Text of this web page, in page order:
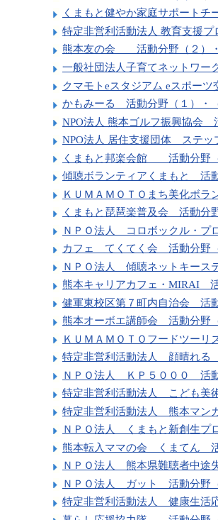
くまもと健やか家庭サポート
特定非営利活動法人 教育支援
熊本友の会 活動分野（２）・
一般社団法人子育てネットワ
クマモトeスタジアム eスポー
かもみーる 活動分野（１）・（
NPO法人 熊本ゴルフ振興協会
NPO法人 居住支援団体 ステッ
くまもと邦楽会館 活動分野（
傾聴ボランティアくまもと 活
ＫＵＭＡＭＯＴＯまち美化ボ
くまもと琵琶楽普及会 活動分
ＮＰＯ法人 コロボックル・プ
カフェ てくてく会 活動分野（
ＮＰＯ法人 傾聴ネットキース
熊本キャリアカフェ・MIRAI 活
健軍東校区第７町内自治会 活
熊本オーボエ講師会 活動分野
ＫＵＭＡＭＯＴＯフードツー
特定非営利活動法人 顔晴れる
ＮＰＯ法人 ＫＰ５０００ 活動
特定非営利活動法人 こども美
特定非営利活動法人 熊本マン
ＮＰＯ法人 くまもと新創生プ
熊本転入ママの会 くまてん 活
ＮＰＯ法人 熊本県難聴者中途
ＮＰＯ法人 ガット 活動分野（
特定非営利活動法人 健康生活